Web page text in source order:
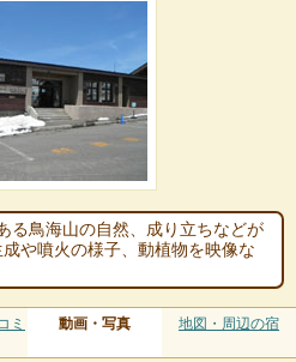
る鳥海山の自然、成り立ちなどが
や噴火の様子、動植物を映像な
ミ 動画・写真 地図・周辺の宿